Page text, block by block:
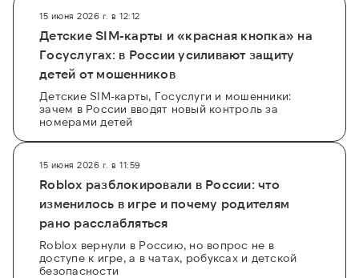
15 июня 2026 г. в 12:12
Детские SIM-карты и «красная кнопка» на
Госуслугах: в России усиливают защиту
детей от мошенников
Детские SIM-карты, Госуслуги и мошенники:
зачем в России вводят новый контроль за
номерами детей
15 июня 2026 г. в 11:59
Roblox разблокировали в России: что
изменилось в игре и почему родителям
рано расслабляться
Roblox вернули в Россию, но вопрос не в
доступе к игре, а в чатах, робуксах и детской
безопасности